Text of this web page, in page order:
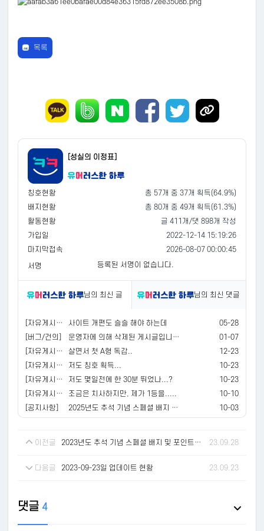
목록
[성실의 이정표]
칭호현황
총 57개 중 37개 획득(64.9%)
배지현황
총 80개 중 49개 획득(61.3%)
활동현황
글 411개/댓 898개 작성
가입일
2022-12-14 15:19:26
마지막접속
2026-08-07 00:00:45
서명
등록된 서명이 없습니다.
님의 최신 글 님의 최신 댓글
[자유게시판] 사이트 개편도 슬슬 해야 하는데
05-28
[버그/건의]
운영자에 의해 삭제된 게시글입니다.
01-07
[자유게시판]
살면서 첫 A형 독감..
12-23
[자유게시판]
저도 칭호 획득...
10-23
[자유게시판]
저도 몇일전에 한 30분 뛰었나...?
10-23
[자유게시판]
조금은 치사하지만, 제가 1등을.....
10-10
[공지사항]
2025년도 추석 기념 스페셜 배지 및 포인트 / 경험치 지급 안내 10-03
이전글 2023년도 추석 기념 스페셜 배지 및 포인트 / 경험치 쿠폰 안내 23.09.28
다음글 2023-09-23일 업데이트 현황 23.09.23
댓글 4